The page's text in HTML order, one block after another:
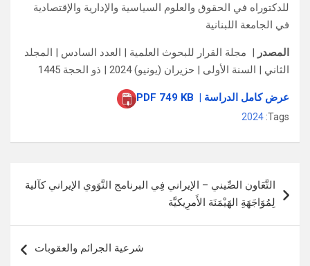
للدكتوراه في الحقوق والعلوم السياسية والإدارية والإقتصادية
في الجامعة اللبنانية
المصدر | مجلة القرار للبحوث العلمية | العدد السادس | المجلد
الثاني | السنة الأولى | حزيران (يونيو) 2024 | ذو الحجة 1445
عرض كامل الدراسة | PDF 749 KB
Tags:
2024
المقالات
التَّعَاون الصِّيني – الإيراني فِي البرنامج النَّوَوي الإيراني كآلية
لِمُوَاجَهَةِ الهَيْمَنَة الأَمرِيكيَّة
شرعية الجرائم والعقوبات